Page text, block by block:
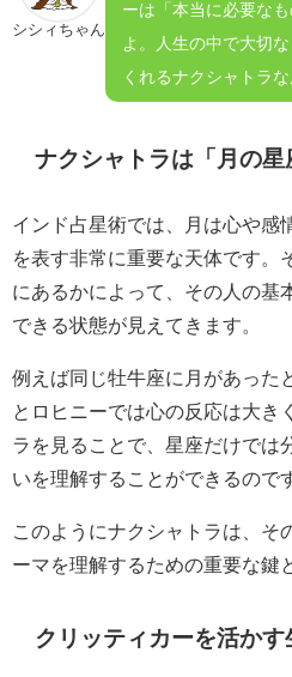
シシィちゃん
ーは「本当に必要な
よ。人生の中で大切
くれるナクシャトラな
ナクシャトラは「月の星
インド占星術では、月は心や感
を表す非常に重要な天体です。
にあるかによって、その人の基
できる状態が見えてきます。
例えば同じ牡牛座に月があった
とロヒニーでは心の反応は大き
ラを見ることで、星座だけでは
いを理解することができるので
このようにナクシャトラは、そ
ーマを理解するための重要な鍵
クリッティカーを活かす